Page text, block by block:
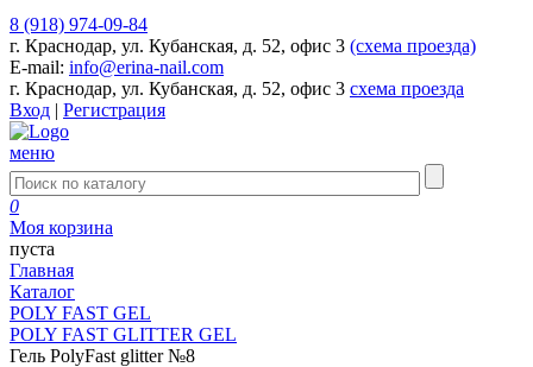
8 (918) 974-09-84
г. Краснодар, ул. Кубанская, д. 52, офис 3 (схема проезда)
E-mail: info@erina-nail.com
г. Краснодар, ул. Кубанская, д. 52, офис 3 схема проезда
Вход | Регистрация
меню
0
Моя корзина
пуста
Главная
Каталог
POLY FAST GEL
POLY FAST GLITTER GEL
Гель PolyFast glitter №8